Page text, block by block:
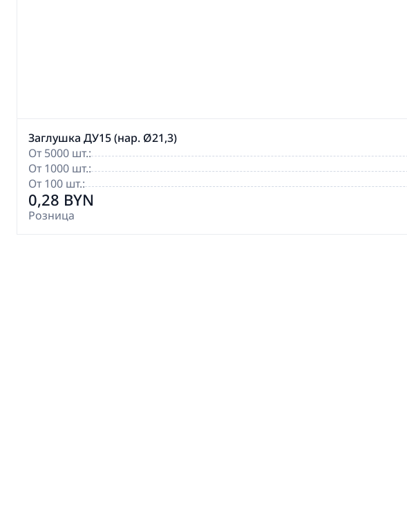
Заглушка ДУ15 (нар. Ø21,3)
От 5000 шт.:
От 1000 шт.:
От 100 шт.:
0,28 BYN
Розница